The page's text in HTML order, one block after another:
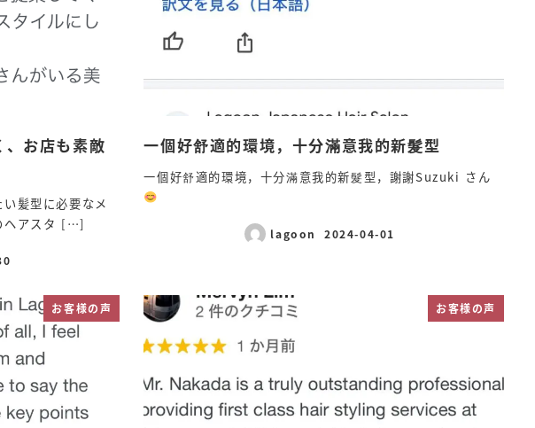
、お店も素敵
髪型に必要なメ
ヘアスタ […]
一個好舒適的環境，十分滿意我的新髮型
一個好舒適的環境，十分滿意我的新髮型，謝謝Suzuki さん
lagoon
投稿日
2024-04-01
お客様の声 お客様の声